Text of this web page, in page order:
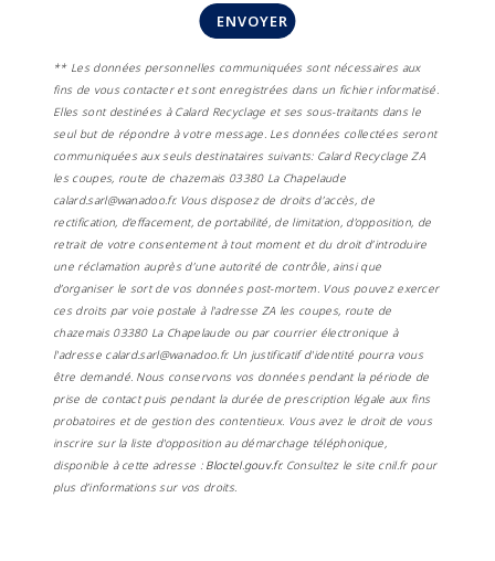
ENVOYER
** Les données personnelles communiquées sont nécessaires aux
fins de vous contacter et sont enregistrées dans un fichier informatisé.
Elles sont destinées à Calard Recyclage et ses sous-traitants dans le
seul but de répondre à votre message. Les données collectées seront
communiquées aux seuls destinataires suivants: Calard Recyclage ZA
les coupes, route de chazemais 03380 La Chapelaude
calard.sarl@wanadoo.fr. Vous disposez de droits d’accès, de
rectification, d’effacement, de portabilité, de limitation, d’opposition, de
retrait de votre consentement à tout moment et du droit d’introduire
une réclamation auprès d’une autorité de contrôle, ainsi que
d’organiser le sort de vos données post-mortem. Vous pouvez exercer
ces droits par voie postale à l'adresse ZA les coupes, route de
chazemais 03380 La Chapelaude ou par courrier électronique à
l'adresse calard.sarl@wanadoo.fr. Un justificatif d'identité pourra vous
être demandé. Nous conservons vos données pendant la période de
prise de contact puis pendant la durée de prescription légale aux fins
probatoires et de gestion des contentieux. Vous avez le droit de vous
inscrire sur la liste d'opposition au démarchage téléphonique,
disponible à cette adresse : Bloctel.gouv.fr. Consultez le site cnil.fr pour
plus d’informations sur vos droits.